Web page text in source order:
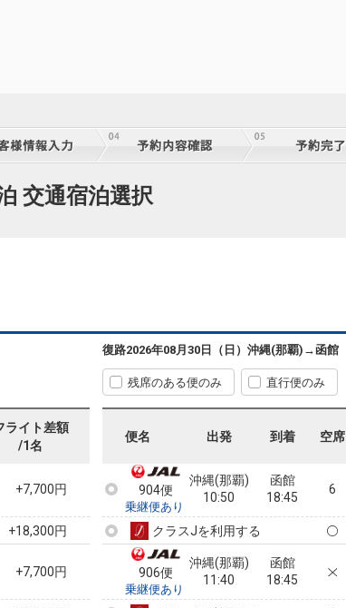
交通宿泊選択
ライト差額
/1名
選択中
+4,800円
+7,700円
+18,300円
+7,700円
復路2026年08月30日（日） 沖縄(那覇) →函館
残席のある便のみ 直行便のみ
便名 出発 到着 空席
乗継便あり
07:20
14:10
クラスJを利用する 5
902便
沖縄(那覇)
函館
4
904便
乗継便あり
沖縄(那覇)
10:50
函館
18:45
6
クラスJを利用する
906便
乗継便あり
沖縄(那覇)
11:40
函館
18:45